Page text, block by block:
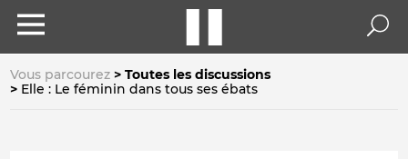
Vous parcourez
Toutes les discussions
Elle : Le féminin dans tous ses ébats